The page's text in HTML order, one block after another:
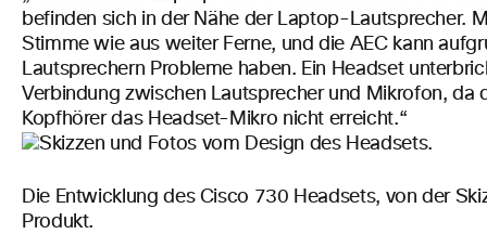
befinden sich in der Nähe der Laptop-Lautsprecher.
Stimmewie aus weiter Ferne, und die AEC kann
Lautsprechern Probleme haben. Ein Headset
Verbindung zwischen Lautsprecher und Mikrofon, da
Kopfhörer das Headset-Mikro nicht erreicht.“
Die Entwicklung des Cisco 730 Headsets, von der
Produkt.